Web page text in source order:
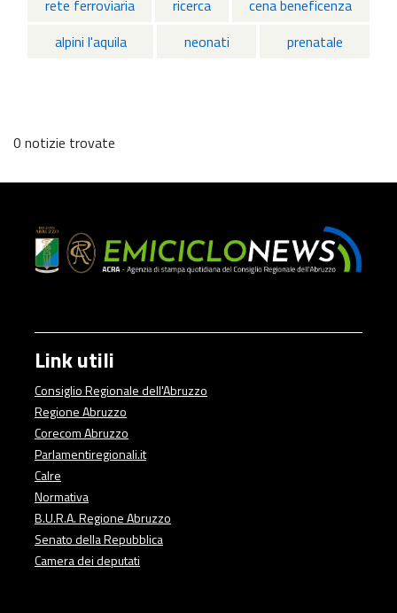
rete ferroviaria
ricerca
cena beneficenza
alpini l'aquila
neonati prenatale
0 notizie trovate
Link utili
Consiglio Regionale dell'Abruzzo
Regione Abruzzo
Corecom Abruzzo
Parlamentiregionali.it
Calre
Normativa
B.U.R.A. Regione Abruzzo
Senato della Repubblica
Camera dei deputati